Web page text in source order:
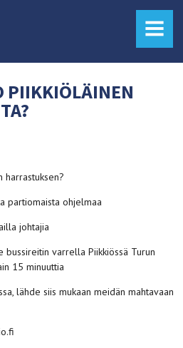
MENU
PIIKKIÖLÄINEN
harrastuksen?
partiomaista ohjelmaa
johtajia
bussireitin varrella Piikkiössä Turun
15 minuuttia
lähde siis mukaan meidän mahtavaan